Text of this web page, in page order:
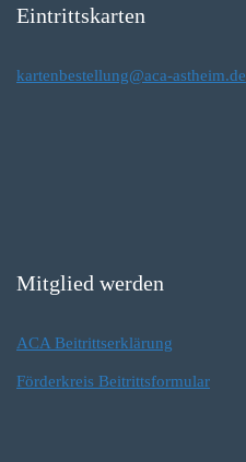
Eintrittskarten
kartenbestellung@aca-astheim.de
Mitglied werden
ACA Beitrittserklärung
Förderkreis Beitrittsformular